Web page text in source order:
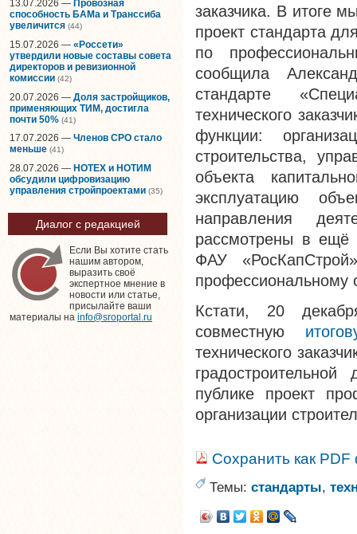
13.07.2026 — Провозная
способность БАМа и Транссиба
увеличится (44)
15.07.2026 — «Россети»
утвердили новые составы совета
директоров и ревизионной
комиссии (42)
20.07.2026 — Доля застройщиков,
применяющих ТИМ, достигла
почти 50% (41)
17.07.2026 — Членов СРО стало
меньше (41)
28.07.2026 — НОТЕХ и НОТИМ
обсудили цифровизацию
управления стройпроектами (35)
Диалог с редакцией
Если Вы хотите стать
нашим автором,
выразить своё
экспертное мнение в
новости или статье,
присылайте ваши
материалы на info@sroportal.ru
заказчика. В итоге
проект стандарта
по
сообщила
стандарте
технического
функции:
строительства,
объекта
эксплуатацию
направления
рассмотрены в ещё
ФАУ
профессиональному
Кстати, 20
совместную
технического
публике проект
организации
Сохранить как
Темы: стандарты,